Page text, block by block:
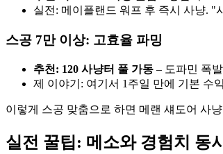
실전: 메이플랜드 워프 후 즉시 사냥. "
스공 7만 이상: 고효율 파밍
추천: 120 사냥터 풀 가동 – 도파민 폭
제 이야기: 여기서 1주일 만에 기본 수
이렇게 스공 맞춤으로 하면 메랜 섀도어 사
실전 꿀팁: 메소와 경험치 동